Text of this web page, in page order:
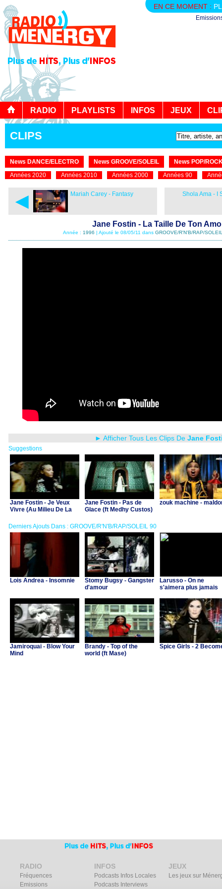
EN CE MOMENT :
RADIO PLAYLISTS INFOS JEUX
CLIPS
News DANCE/ELECTRO News GROOVE/SOLEIL
News POP/
Années 2020
Années 2010 Années 2000 Années 90
◄ Mariah Carey - Fantasy Shola Ama - I
Jane Fostin - La Taille De Ton
Année : 1996 | Ajouté le 08/05/11 dans GROOVE/R'N'B/RAP/
► Afficher Tous Les Clips De Jane
Suggestions
Jane Fostin - Je Veux
Vivre (Au Milieu De La
Jane Fostin - Pas de
Glace (ft Medhy Custos)
zouk machine -
Derniers Ajouts Dans : GROOVE/R'N'B/RAP/SOLEIL 90
Lois Andrea - Insomnie
Stomy Bugsy - Gangster
d'amour
Larusso - On ne
s'aimera plus jamais
Jamiroquai - Blow Your
Mind
Brandy - Top of the
world (ft Mase)
Spice Girls - 2
RADIO
Fréquences
Emissions
INFOS
Podcasts Infos Locales
Podcasts Interviews
JEUX
Les jeux sur